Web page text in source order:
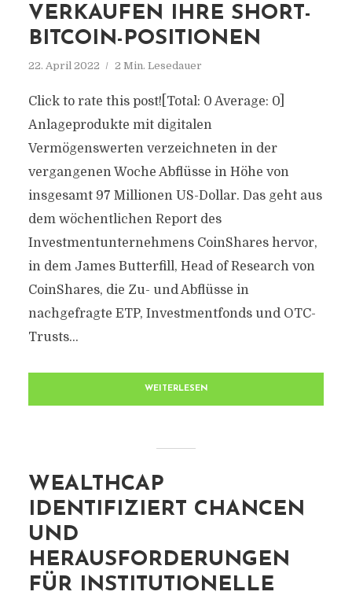
VERKAUFEN IHRE SHORT-
BITCOIN-POSITIONEN
22. April 2022 2 Min. Lesedauer
Click to rate this post![Total: 0 Average: 0]
Anlageprodukte mit digitalen
Vermögenswerten verzeichneten in der
vergangenen Woche Abflüsse in Höhe von
insgesamt 97 Millionen US-Dollar. Das geht aus
dem wöchentlichen Report des
Investmentunternehmens CoinShares hervor,
in dem James Butterfill, Head of Research von
CoinShares, die Zu- und Abflüsse in
nachgefragte ETP, Investmentfonds und OTC-
Trusts...
WEITERLESEN
WEALTHCAP
IDENTIFIZIERT CHANCEN
UND
HERAUSFORDERUNGEN
FÜR INSTITUTIONELLE